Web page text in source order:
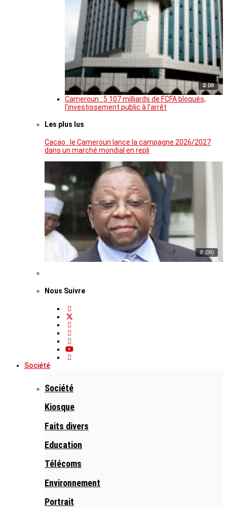
© DR
Cameroun : 5 107 milliards de FCFA bloqués,
l’investissement public à l’arrêt
Les plus lus
Cacao : le Cameroun lance la campagne 2026/2027
dans un marché mondial en repli
© (DR)
Nous Suivre
Société
Société
Kiosque
Faits divers
Education
Télécoms
Environnement
Portrait